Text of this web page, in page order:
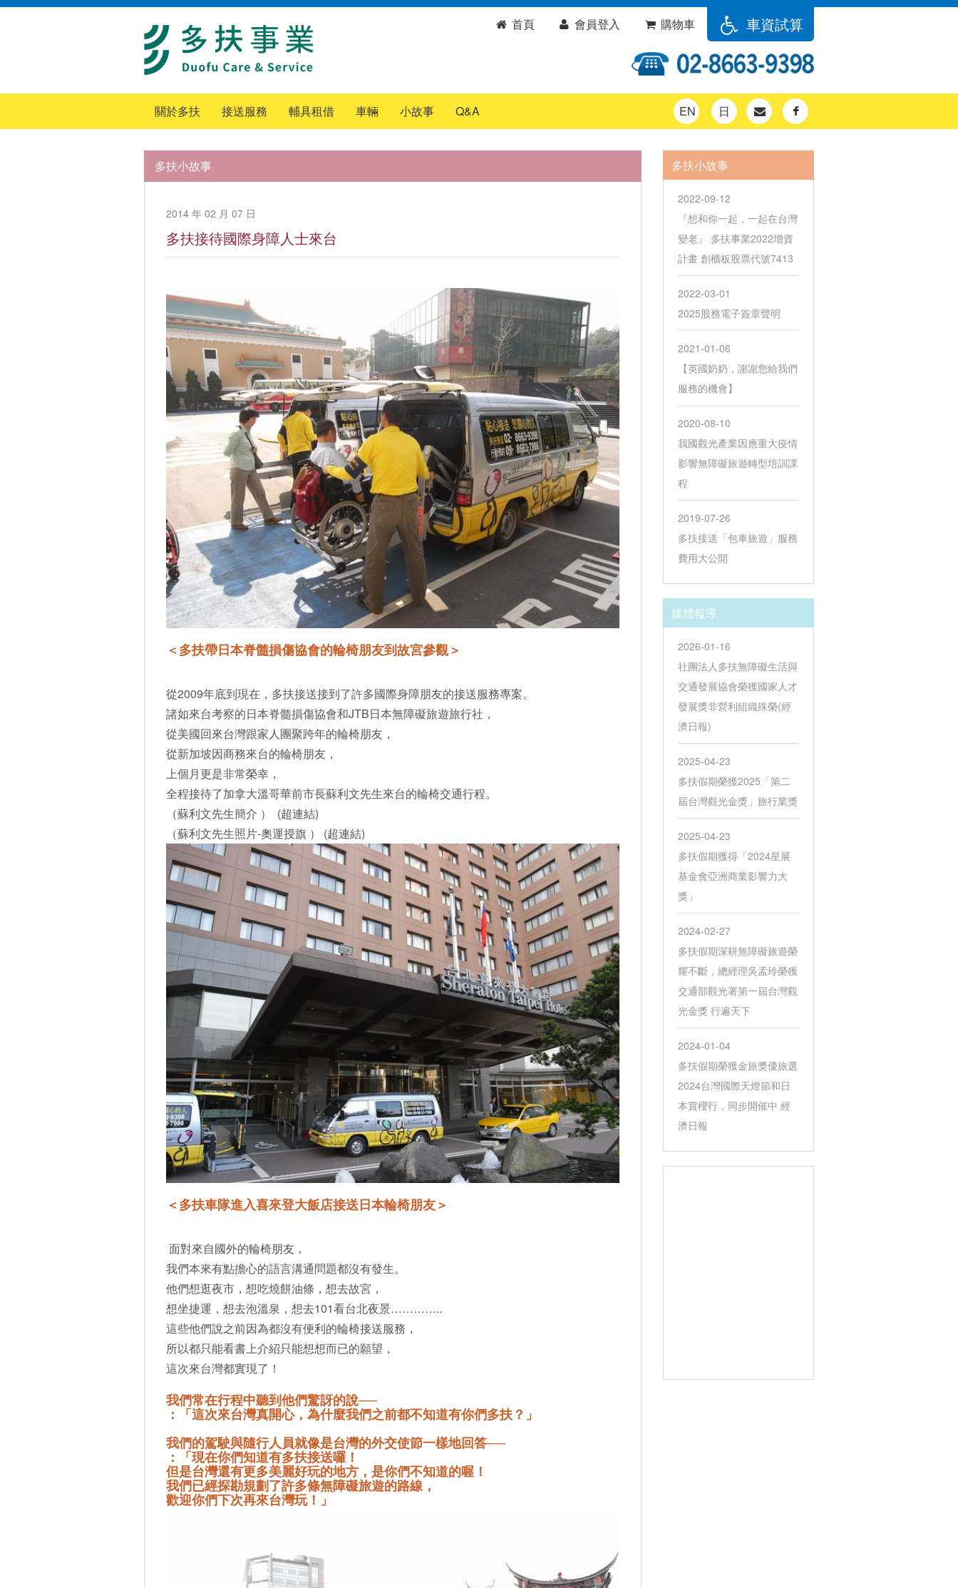
首頁 會員登入 購物車 車資試算
關於多扶 接送服務 輔具租借 車輛 小故事 Q&A EN 日
多扶小故事
2014 年 02 月 07 日
多扶接待國際身障人士來台
＜多扶帶日本脊髓損傷協會的輪椅朋友到故宮參觀＞
從2009年底到現在，多扶接送接到了許多國際身障朋友的接送服務專案。
諸如來台考察的日本脊髓損傷協會和JTB日本無障礙旅遊旅行社，
從美國回來台灣跟家人團聚跨年的輪椅朋友，
從新加坡因商務來台的輪椅朋友，
上個月更是非常榮幸，
全程接待了加拿大溫哥華前市長蘇利文先生來台的輪椅交通行程。
（蘇利文先生簡介 ） (超連結)
（蘇利文先生照片-奧運授旗 ） (超連結)
＜多扶車隊進入喜來登大飯店接送日本輪椅朋友＞
面對來自國外的輪椅朋友，
我們本來有點擔心的語言溝通問題都沒有發生。
他們想逛夜市，想吃燒餅油條，想去故宮，
想坐捷運，想去泡溫泉，想去101看台北夜景…………..
這些他們說之前因為都沒有便利的輪椅接送服務，
所以都只能看書上介紹只能想想而已的願望，
這次來台灣都實現了！
我們常在行程中聽到他們驚訝的說──
：「這次來台灣真開心，為什麼我們之前都不知道有你們多扶？」
我們的駕駛與隨行人員就像是台灣的外交使節一樣地回答──
：「現在你們知道有多扶接送囉！
但是台灣還有更多美麗好玩的地方，是你們不知道的喔！
我們已經探勘規劃了許多條無障礙旅遊的路線，
歡迎你們下次再來台灣玩！」
多扶小故事
2022-09-12
『想和你一起，一起在台灣
變老』 多扶事業2022增資
計畫 創櫃板股票代號7413
2022-03-01
2025股務電子簽章聲明
2021-01-06
【英國奶奶，謝謝您給我們
服務的機會】
2020-08-10
我國觀光產業因應重大疫情
影響無障礙旅遊轉型培訓課
程
2019-07-26
多扶接送「包車旅遊」服務
費用大公開
媒體報導
2026-01-16
社團法人多扶無障礙生活與
交通發展協會榮獲國家人才
發展獎非營利組織殊榮(經
濟日報)
2025-04-23
多扶假期榮獲2025「第二
屆台灣觀光金獎」旅行業獎
2025-04-23
多扶假期獲得「2024星展
基金會亞洲商業影響力大
獎」
2024-02-27
多扶假期深耕無障礙旅遊榮
耀不斷，總經理吳孟玲榮獲
交通部觀光署第一屆台灣觀
光金獎 行遍天下
2024-01-04
多扶假期榮獲金旅獎優旅選
2024台灣國際天燈節和日
本賞櫻行，同步開催中 經
濟日報